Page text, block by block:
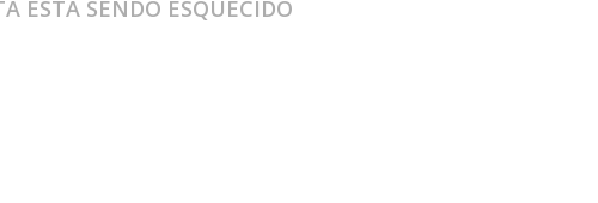
ESTÁ SENDO ESQUECIDO